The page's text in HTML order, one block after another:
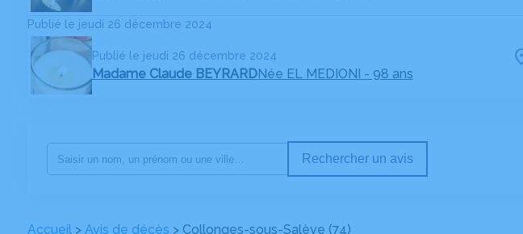
Publié le jeudi 26 décembre 2024
Publié le jeudi 26 décembre 2024
Madame Claude BEYRARDNée EL MEDIONI - 98 ans
Rechercher un avis
Accueil> Avis de décès > Collonges-sous-Salève (74)